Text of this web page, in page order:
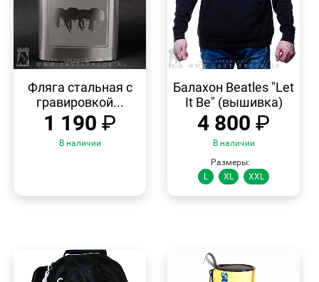
ПРОСМОТР
Фляга стальная с
гравировкой...
1 190 ₽
В наличии
ПРОСМОТР
Балахон Beatles "Let
It Be" (вышивка)
4 800 ₽
В наличии
Размеры:
L
XL XXL